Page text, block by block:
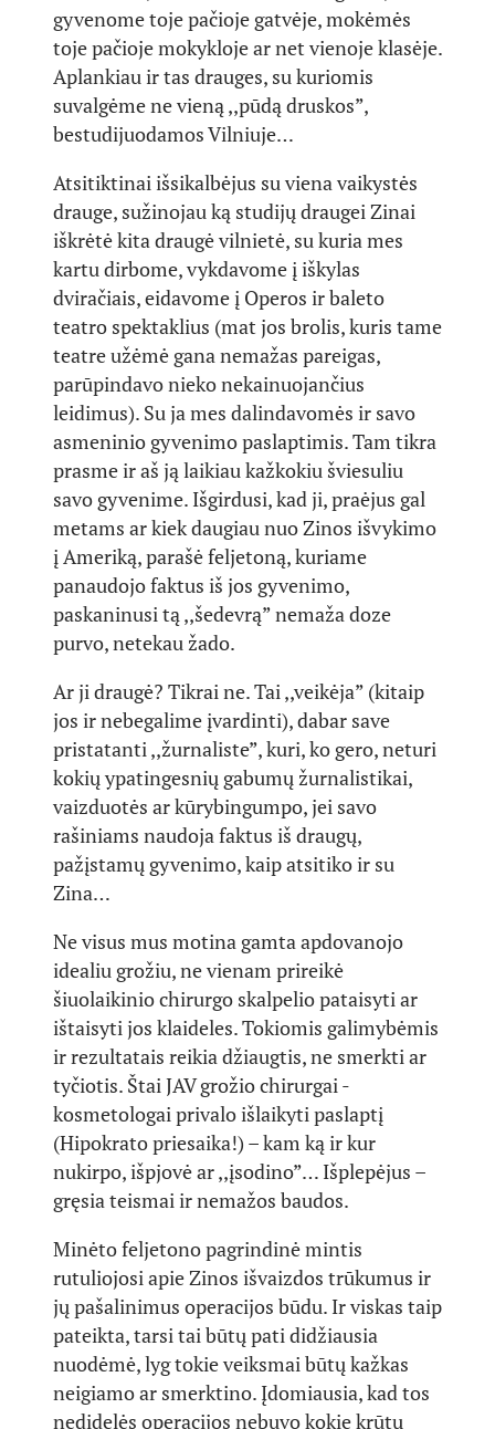
gyvenome toje pačioje gatvėje, mokėmės
toje pačioje mokykloje ar net vienoje klasėje.
Aplankiau ir tas drauges, su kuriomis
suvalgėme ne vieną ,,pūdą druskos”,
bestudijuodamos Vilniuje…
Atsitiktinai išsikalbėjus su viena vaikystės
drauge, sužinojau ką studijų draugei Zinai
iškrėtė kita draugė vilnietė, su kuria mes
kartu dirbome, vykdavome į iškylas
dviračiais, eidavome į Operos ir baleto
teatro spektaklius (mat jos brolis, kuris tame
teatre užėmė gana nemažas pareigas,
parūpindavo nieko nekainuojančius
leidimus). Su ja mes dalindavomės ir savo
asmeninio gyvenimo paslaptimis. Tam tikra
prasme ir aš ją laikiau kažkokiu šviesuliu
savo gyvenime. Išgirdusi, kad ji, praėjus gal
metams ar kiek daugiau nuo Zinos išvykimo
į Ameriką, parašė feljetoną, kuriame
panaudojo faktus iš jos gyvenimo,
paskaninusi tą ,,šedevrą” nemaža doze
purvo, netekau žado.
Ar ji draugė? Tikrai ne. Tai ,,veikėja” (kitaip
jos ir nebegalime įvardinti), dabar save
pristatanti ,,žurnaliste”, kuri, ko gero, neturi
kokių ypatingesnių gabumų žurnalistikai,
vaizduotės ar kūrybingumpo, jei savo
rašiniams naudoja faktus iš draugų,
pažįstamų gyvenimo, kaip atsitiko ir su
Zina…
Ne visus mus motina gamta apdovanojo
idealiu grožiu, ne vienam prireikė
šiuolaikinio chirurgo skalpelio pataisyti ar
ištaisyti jos klaideles. Tokiomis galimybėmis
ir rezultatais reikia džiaugtis, ne smerkti ar
tyčiotis. Štai JAV grožio chirurgai -
kosmetologai privalo išlaikyti paslaptį
(Hipokrato priesaika!) – kam ką ir kur
nukirpo, išpjovė ar ,,įsodino”… Išplepėjus –
gręsia teismai ir nemažos baudos.
Minėto feljetono pagrindinė mintis
rutuliojosi apie Zinos išvaizdos trūkumus ir
jų pašalinimus operacijos būdu. Ir viskas taip
pateikta, tarsi tai būtų pati didžiausia
nuodėmė, lyg tokie veiksmai būtų kažkas
neigiamo ar smerktino. Įdomiausia, kad tos
nedidelės operacijos nebuvo kokie krūtų